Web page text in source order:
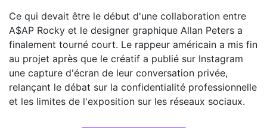
Ce qui devait être le début d'une collaboration entre
A$AP Rocky et le designer graphique Allan Peters a
finalement tourné court. Le rappeur américain a mis fin
au projet après que le créatif a publié sur Instagram
une capture d'écran de leur conversation privée,
relançant le débat sur la confidentialité professionnelle
et les limites de l'exposition sur les réseaux sociaux.